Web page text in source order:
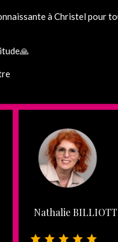
à Christel pour
Nathalie